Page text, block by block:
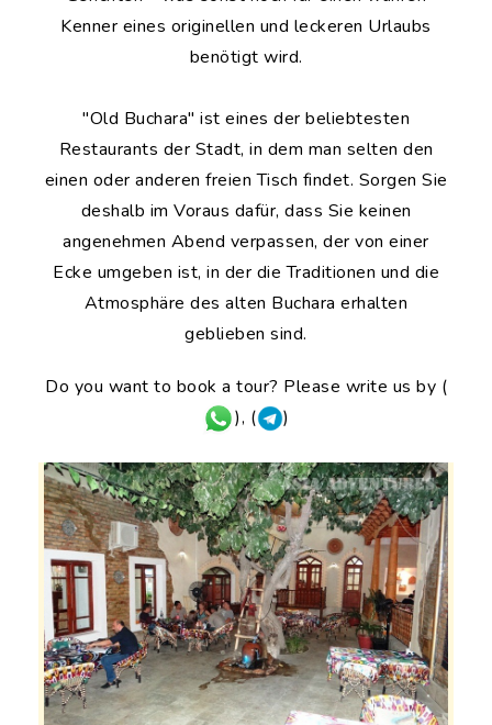
Kenner eines originellen und leckeren Urlaubs
benötigt wird.
"Old Buchara" ist eines der beliebtesten
Restaurants der Stadt, in dem man selten den
einen oder anderen freien Tisch findet. Sorgen Sie
deshalb im Voraus dafür, dass Sie keinen
angenehmen Abend verpassen, der von einer
Ecke umgeben ist, in der die Traditionen und die
Atmosphäre des alten Buchara erhalten
geblieben sind.
Do you want to book a tour? Please write us by (
), (
)